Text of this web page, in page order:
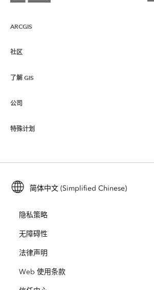
ARCGIS
ArcGIS 概览
制图
Esri Store
社区
Esri 社区
ArcGIS 博客
Esri 年轻专家关系网
了解 GIS
什么是 GIS？
位置智能
培训
ArcUser
ArcNews
ArcWatch
公司
关于 Esri
招贤纳士
开放视野
业务行为准则
特殊计划
ArcGIS for Student Use
保护
教育
简体中文 (Simplified Chinese)
隐私策略
无障碍性
法律声明
Web 使用条款